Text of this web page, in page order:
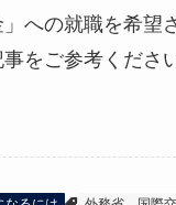
」への就職を希望
をご参考ください